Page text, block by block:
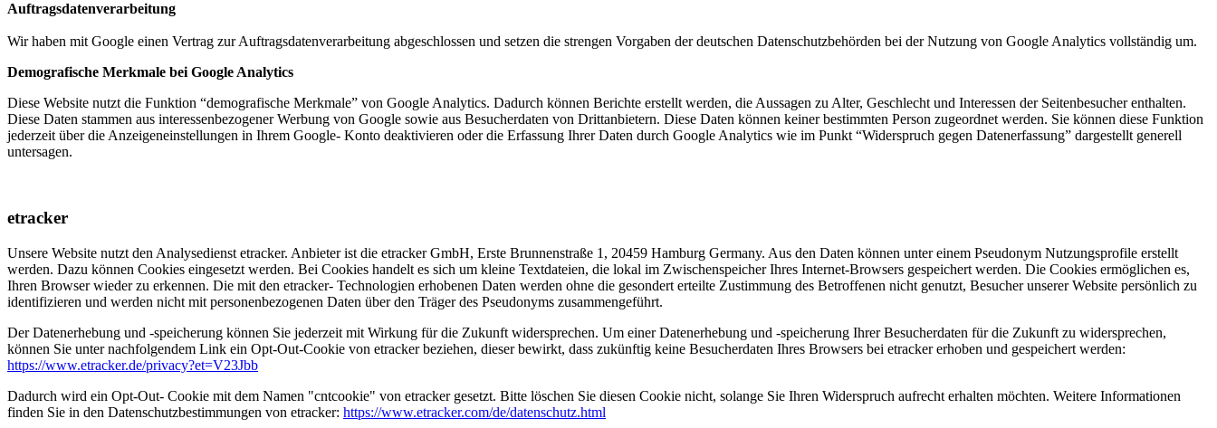
Auftragsdatenverarbeitung
Wir haben mit Google einen Vertrag zur Auftragsdatenverarbeitung abgeschlossen und setzen die strengen Vorgaben der deutschen Datenschutzbehörden bei der Nutzung von Google Analytics vollständig um.
Demografische Merkmale bei Google Analytics
Diese Website nutzt die Funktion “demografische Merkmale” von Google Analytics. Dadurch können Berichte erstellt werden, die Aussagen zu Alter, Geschlecht und Interessen der Seitenbesucher enthalten.
Diese Daten stammen aus interessenbezogener Werbung von Google sowie aus Besucherdaten von Drittanbietern. Diese Daten können keiner bestimmten Person zugeordnet werden. Sie können diese Funktion
jederzeit über die Anzeigeneinstellungen in Ihrem Google- Konto deaktivieren oder die Erfassung Ihrer Daten durch Google Analytics wie im Punkt “Widerspruch gegen Datenerfassung” dargestellt generell
untersagen.
etracker
Unsere Website nutzt den Analysedienst etracker. Anbieter ist die etracker GmbH, Erste Brunnenstraße 1, 20459 Hamburg Germany. Aus den Daten können unter einem Pseudonym Nutzungsprofile erstellt
werden. Dazu können Cookies eingesetzt werden. Bei Cookies handelt es sich um kleine Textdateien, die lokal im Zwischenspeicher Ihres Internet-Browsers gespeichert werden. Die Cookies ermöglichen es,
Ihren Browser wieder zu erkennen. Die mit den etracker- Technologien erhobenen Daten werden ohne die gesondert erteilte Zustimmung des Betroffenen nicht genutzt, Besucher unserer Website persönlich zu
identifizieren und werden nicht mit personenbezogenen Daten über den Träger des Pseudonyms zusammengeführt.
Der Datenerhebung und -speicherung können Sie jederzeit mit Wirkung für die Zukunft widersprechen. Um einer Datenerhebung und -speicherung Ihrer Besucherdaten für die Zukunft zu widersprechen,
können Sie unter nachfolgendem Link ein Opt-Out-Cookie von etracker beziehen, dieser bewirkt, dass zukünftig keine Besucherdaten Ihres Browsers bei etracker erhoben und gespeichert werden:
https://www.etracker.de/privacy?et=V23Jbb
Dadurch wird ein Opt-Out- Cookie mit dem Namen "cntcookie" von etracker gesetzt. Bitte löschen Sie diesen Cookie nicht, solange Sie Ihren Widerspruch aufrecht erhalten möchten. Weitere Informationen
finden Sie in den Datenschutzbestimmungen von etracker: https://www.etracker.com/de/datenschutz.html